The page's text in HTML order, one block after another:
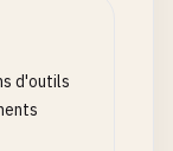
d'outils